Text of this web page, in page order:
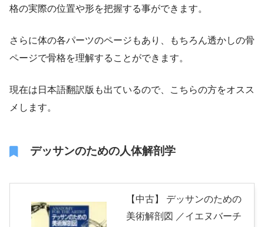
格の実際の位置や形を把握する事ができます。
さらに体の各パーツのページもあり、もちろん透かしの骨
ページで骨格を理解することができます。
現在は日本語翻訳版も出ているので、こちらの方をオスス
メします。
デッサンのための人体解剖学
【中古】 デッサンのための
美術解剖図 ／イエヌバーチ